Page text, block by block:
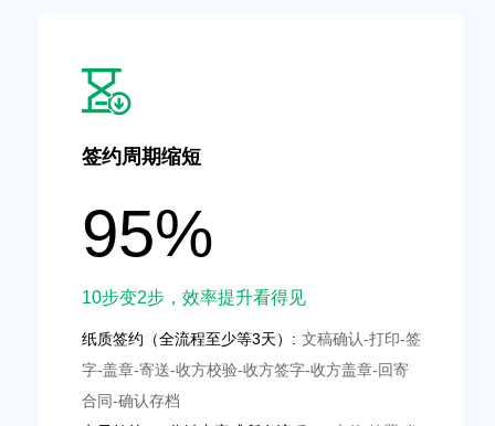
签约周期缩短
95%
10步变2步，效率提升看得见
纸质签约（全流程至少等3天）: 文稿确认-打印-签
字-盖章-寄送-收方校验-收方签字-收方盖章-回寄
合同-确认存档